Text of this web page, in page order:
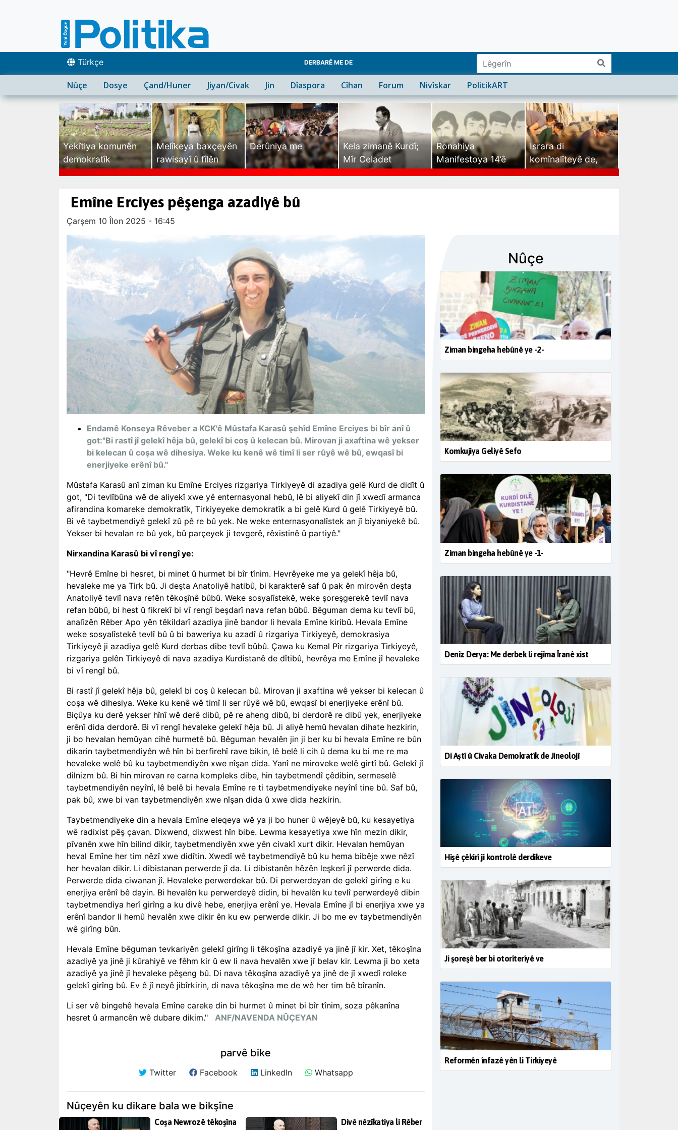
Türkçe DERBARÊ ME DE
Nûçe Dosye Çand/Huner Jiyan/Civak Jin Dîaspora Cîhan Forum Nivîskar PolitikART
Yekîtiya komunên
demokratîk
Melîkeya baxçeyên
rawisayî û fîlên
Derûniya me
Kela zimanê Kurdî;
Mîr Celadet
Ronahiya
Manifestoya 14’ê
Israra di
komînalîteyê de,
Emîne Erciyes pêşenga azadiyê bû
Çarşem 10 Îlon 2025 - 16:45
Endamê Konseya Rêveber a KCK'ê Mûstafa Karasû şehîd Emîne Erciyes bi bîr anî û
got:"Bi rastî jî gelekî hêja bû, gelekî bi coş û kelecan bû. Mirovan ji axaftina wê yekser
bi kelecan û coşa wê dihesiya. Weke ku kenê wê timî li ser rûyê wê bû, ewqasî bi
enerjiyeke erênî bû."
Mûstafa Karasû anî ziman ku Emîne Erciyes rizgariya Tirkiyeyê di azadiya gelê Kurd de didît û
got, "Di tevlîbûna wê de aliyekî xwe yê enternasyonal hebû, lê bi aliyekî din jî xwedî armanca
afirandina komareke demokratîk, Tirkiyeyeke demokratîk a bi gelê Kurd û gelê Tirkiyeyê bû.
Bi vê taybetmendiyê gelekî zû pê re bû yek. Ne weke enternasyonalîstek an jî biyaniyekê bû.
Yekser bi hevalan re bû yek, bû parçeyek ji tevgerê, rêxistinê û partiyê."
Nirxandina Karasû bi vî rengî ye:
"Hevrê Emîne bi hesret, bi minet û hurmet bi bîr tînim. Hevrêyeke me ya gelekî hêja bû,
hevaleke me ya Tirk bû. Ji deşta Anatoliyê hatibû, bi karakterê saf û pak ên mirovên deşta
Anatoliyê tevlî nava refên têkoşînê bûbû. Weke sosyalîstekê, weke şoreşgerekê tevlî nava
refan bûbû, bi hest û fikrekî bi vî rengî beşdarî nava refan bûbû. Bêguman dema ku tevlî bû,
analîzên Rêber Apo yên têkildarî azadiya jinê bandor li hevala Emîne kiribû. Hevala Emîne
weke sosyalîstekê tevlî bû û bi baweriya ku azadî û rizgariya Tirkiyeyê, demokrasiya
Tirkiyeyê ji azadiya gelê Kurd derbas dibe tevlî bûbû. Çawa ku Kemal Pîr rizgariya Tirkiyeyê,
rizgariya gelên Tirkiyeyê di nava azadiya Kurdistanê de dîtibû, hevrêya me Emîne jî hevaleke
bi vî rengî bû.
Bi rastî jî gelekî hêja bû, gelekî bi coş û kelecan bû. Mirovan ji axaftina wê yekser bi kelecan û
coşa wê dihesiya. Weke ku kenê wê timî li ser rûyê wê bû, ewqasî bi enerjiyeke erênî bû.
Biçûya ku derê yekser hînî wê derê dibû, pê re aheng dibû, bi derdorê re dibû yek, enerjiyeke
erênî dida derdorê. Bi vî rengî hevaleke gelekî hêja bû. Ji aliyê hemû hevalan dihate hezkirin,
ji bo hevalan hemûyan cihê hurmetê bû. Bêguman hevalên jin ji ber ku bi hevala Emîne re bûn
dikarin taybetmendiyên wê hîn bi berfirehî rave bikin, lê belê li cih û dema ku bi me re ma
hevaleke welê bû ku taybetmendiyên xwe nîşan dida. Yanî ne miroveke welê girtî bû. Gelekî jî
dilnizm bû. Bi hin mirovan re carna kompleks dibe, hin taybetmendî çêdibin, sermeselê
taybetmendiyên neyînî, lê belê bi hevala Emîne re ti taybetmendiyeke neyînî tine bû. Saf bû,
pak bû, xwe bi van taybetmendiyên xwe nîşan dida û xwe dida hezkirin.
Taybetmendiyeke din a hevala Emîne eleqeya wê ya ji bo huner û wêjeyê bû, ku kesayetiya
wê radixist pêş çavan. Dixwend, dixwest hîn bibe. Lewma kesayetiya xwe hîn mezin dikir,
pîvanên xwe hîn bilind dikir, taybetmendiyên xwe yên civakî xurt dikir. Hevalan hemûyan
heval Emîne her tim nêzî xwe didîtin. Xwedî wê taybetmendiyê bû ku hema bibêje xwe nêzî
her hevalan dikir. Li dibistanan perwerde jî da. Li dibistanên hêzên leşkerî jî perwerde dida.
Perwerde dida ciwanan jî. Hevaleke perwerdekar bû. Di perwerdeyan de gelekî girîng e ku
enerjiya erênî bê dayin. Bi hevalên ku perwerdeyê didin, bi hevalên ku tevlî perwerdeyê dibin
taybetmendiya herî girîng a ku divê hebe, enerjiya erênî ye. Hevala Emîne jî bi enerjiya xwe ya
erênî bandor li hemû hevalên xwe dikir ên ku ew perwerde dikir. Ji bo me ev taybetmendiyên
wê girîng bûn.
Hevala Emîne bêguman tevkariyên gelekî girîng li têkoşîna azadiyê ya jinê jî kir. Xet, têkoşîna
azadiyê ya jinê ji kûrahiyê ve fêhm kir û ew li nava hevalên xwe jî belav kir. Lewma ji bo xeta
azadiyê ya jinê jî hevaleke pêşeng bû. Di nava têkoşîna azadiyê ya jinê de jî xwedî roleke
gelekî girîng bû. Ev ê jî neyê jibîrkirin, di nava têkoşîna me de wê her tim bê bîranîn.
Li ser vê bingehê hevala Emîne careke din bi hurmet û minet bi bîr tînim, soza pêkanîna
hesret û armancên wê dubare dikim."
ANF/NAVENDA NÛÇEYAN
parvê bike
Twitter Facebook LinkedIn Whatsapp
Nûçeyên ku dikare bala we bikşîne
Coşa Newrozê têkoşîna
Divê nêzîkatiya li Rêber
Nûçe
Ziman bingeha hebûnê ye -2-
Komkujiya Geliyê Sefo
Ziman bingeha hebûnê ye -1-
Denîz Derya: Me derbek li rejîma Îranê xist
Di Aştî û Civaka Demokratîk de Jineolojî
Hişê çêkirî ji kontrolê derdikeve
Ji şoreşê ber bi otorîterîyê ve
Reformên înfazê yên li Tirkiyeyê